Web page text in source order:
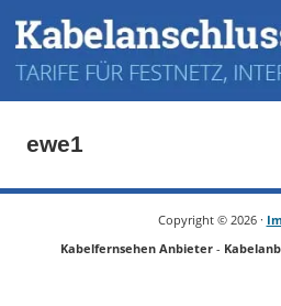
ewe1
Copyright © 2026 ·
Kabelfernsehen Anbieter-